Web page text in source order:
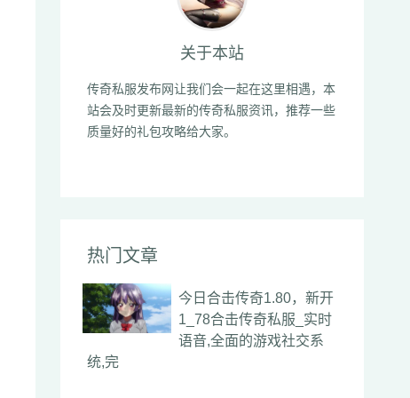
关于本站
传奇私服发布网让我们会一起在这里相遇，本
站会及时更新最新的传奇私服资讯，推荐一些
质量好的礼包攻略给大家。
热门文章
今日合击传奇1.80，新开
1_78合击传奇私服_实时
语音,全面的游戏社交系
统,完